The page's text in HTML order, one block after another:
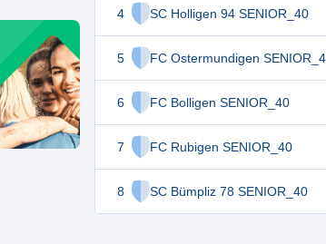
4 SC Holligen 94 SENIOR_40
5 FC Ostermundigen
6 FC Bolligen SENIOR_40
7 FC Rubigen SENIOR_40
8 SC Bümpliz 78 SENIOR_40